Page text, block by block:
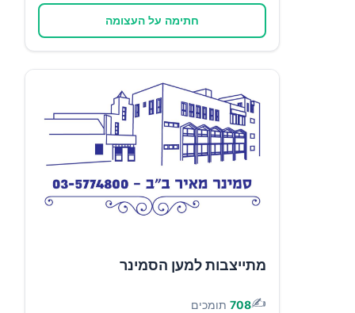
חתימה על העצומה
מתייצבות למען הסמינר
✍️
708 תומכים